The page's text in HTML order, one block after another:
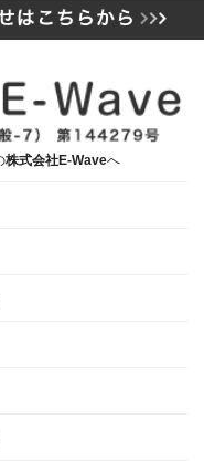
株式会社E-Waveへ